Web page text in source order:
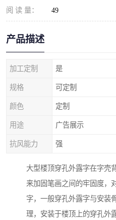
阅 读 量： 49
产品描述
加工定制 是
规格 可定制
颜色 定制
用途 广告展示
抗风能力 强
大型楼顶穿孔外露字在字壳
来加固笔画之间的牢固度，
字，一般穿孔外露字与安装
理，安装于楼顶上的穿孔外